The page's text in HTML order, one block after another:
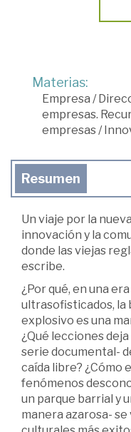
Materias:
Empresa /
empresas.
empresas/
Resumen
Un viaje por la
innovación y la
donde las viejas
escribe.
¿Por qué, en una
ultrasofisticados, la
explosivo es una
¿Qué lecciones
serie documental-
caída libre? ¿Cómo
fenómenos
un parque barrial y
manera azarosa-